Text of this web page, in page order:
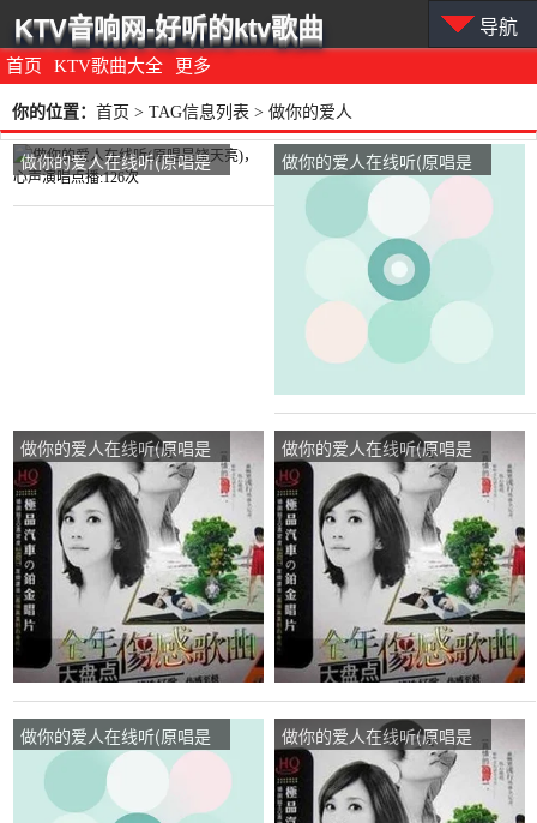
首页 KTV歌曲大全 更多
KTV音响网-好听的ktv歌曲 导航
你的位置： 首页 > TAG信息列表 > 做你的爱人
做你的爱人在线听(原唱是
饶天亮)，心声演唱点
做你的爱人在线听(原唱是
谢军)，成功靠自己演唱点
播:12次
做你的爱人在线听(原唱是
饶天亮)，红玫瑰演唱点
播:21次
做你的爱人在线听(原唱是
饶天亮)，无悔人生演唱点
播:54次
做你的爱人在线听(原唱是
谢军)，石^_^妹演唱点
播:313次
做你的爱人在线听(原唱是
饶天亮)，祥子演唱点
播:214次